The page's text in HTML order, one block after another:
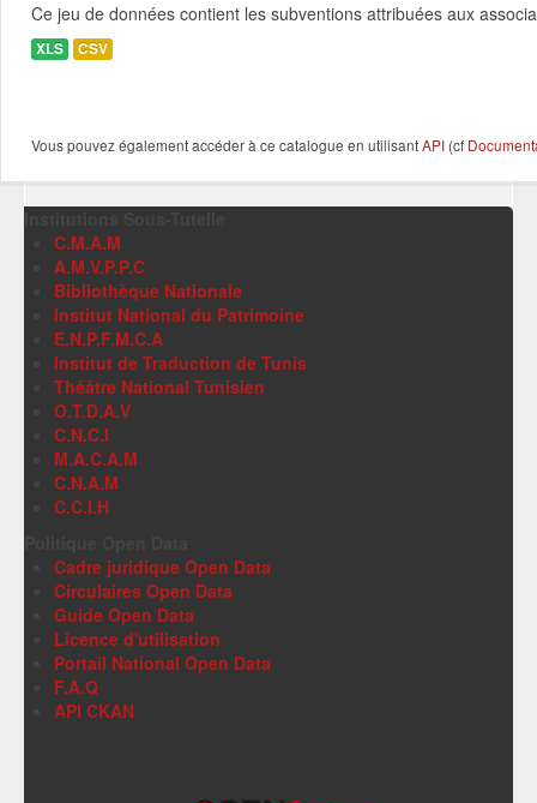
Ce jeu de données contient les subventions attribuées aux
XLS CSV
Vous pouvez également accéder à ce catalogue en utilisantAPI (cf
C.M.A.M
A.M.V.P.P.C
Bibliothèque Nationale
Institut National du Patrimoine
E.N.P.F.M.C.A
Institut de Traduction de Tunis
Théâtre National Tunisien
O.T.D.A.V
C.N.C.I
M.A.C.A.M
C.N.A.M
C.C.I.H
Cadre juridique Open Data
Circulaires Open Data
Guide Open Data
Licence d'utilisation
Portail National Open Data
F.A.Q
API CKAN